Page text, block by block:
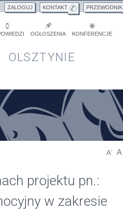
PRZEWODNIK
KONTAKT
ZALOGUJ
KONFERENCJE
OGŁOSZENIA
OLSZTYNIE
A- A
projektu pn.:
w zakresie